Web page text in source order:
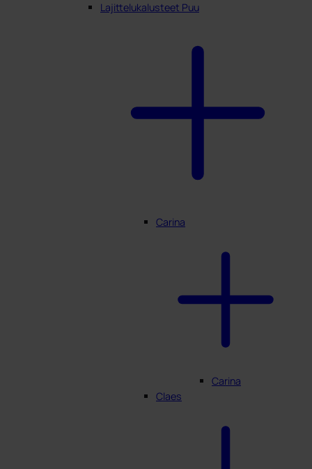
Lajittelukalusteet Puu
Carina
Carina
Claes